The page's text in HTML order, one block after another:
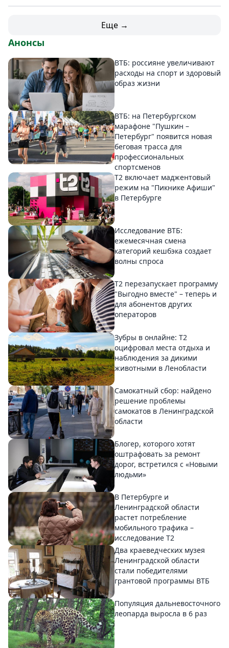
Еще →
Анонсы
ВТБ: россияне увеличивают
расходы на спорт и здоровый
образ жизни
ВТБ: на Петербургском
марафоне "Пушкин –
Петербург" появится новая
беговая трасса для
профессиональных
спортсменов
Т2 включает маджентовый
режим на "Пикнике Афиши"
в Петербурге
Исследование ВТБ:
ежемесячная смена
категорий кешбэка создает
волны спроса
Т2 перезапускает программу
"Выгодно вместе" – теперь и
для абонентов других
операторов
Зубры в онлайне: Т2
оцифровал места отдыха и
наблюдения за дикими
животными в Ленобласти
Самокатный сбор: найдено
решение проблемы
самокатов в Ленинградской
области
Блогер, которого хотят
оштрафовать за ремонт
дорог, встретился с «Новыми
людьми»
В Петербурге и
Ленинградской области
растет потребление
мобильного трафика –
исследование T2
Два краеведческих музея
Ленинградской области
стали победителями
грантовой программы ВТБ
Популяция дальневосточного
леопарда выросла в 6 раз